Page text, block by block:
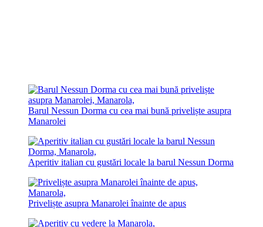
Barul Nessun Dorma cu cea mai bună priveliște asupra
Manarolei
Aperitiv italian cu gustări locale la barul Nessun Dorma
Priveliște asupra Manarolei înainte de apus